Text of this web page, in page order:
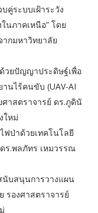
คู่ระบบเฝ้าระวัง
นภาคเหนือ” โดย
กมหาวิทยาลัย
วยปัญญาประดิษฐ์เพื่อ
นไร้คนขับ (UAV-AI
ศาสตราจารย์ ดร.ภูดินั
ใหม่
ฟป่าด้วยเทคโนโลยี
ร.พลภัทร เหมวรรณ
นับสนุนการวางแผน
รองศาสตราจารย์